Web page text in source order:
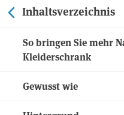
Inhaltsverzeichnis
So bringen Sie mehr
Kleiderschrank
Gewusst wie